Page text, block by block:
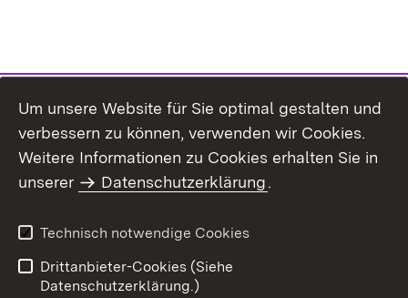
Themenübersicht
Um unsere Website für Sie optimal gestalten und
verbessern zu können, verwenden wir Cookies.
Weitere Informationen zu Cookies erhalten Sie in
unserer
Datenschutzerklärung.
Technisch notwendige Cookies
Drittanbieter-Cookies (Siehe
Datenschutzerklärung.)